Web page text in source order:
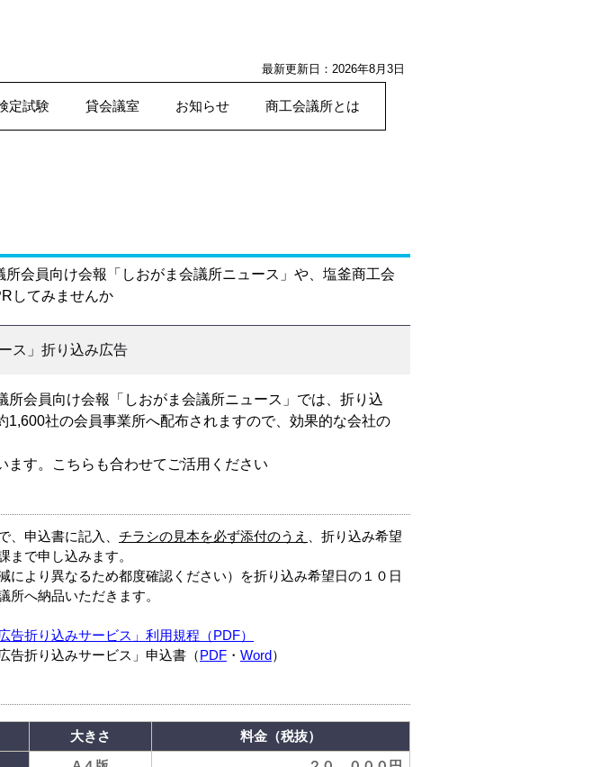
最新更新日：2026年8月3日
定試験 貸会議室 お知らせ 商工会議所とは
会員向け会報「しおがま会議所ニュース」や、塩釜商工会
してみませんか
ス」折り込み広告
所会員向け会報「しおがま会議所ニュース」では、折り込
1,600社の会員事業所へ配布されますので、効果的な会社の
ます。こちらも合わせてご活用ください
、申込書に記入、 チラシの見本を必ず添付のうえ
、折り込み希望
まで申し込みます。
により異なるため都度確認ください）を折り込み希望日の１０日
所へ納品いただきます。
告折り込みサービス」利用規程（PDF）
告折り込みサービス」申込書（PDF ・ Word）
大きさ 料金（税抜）